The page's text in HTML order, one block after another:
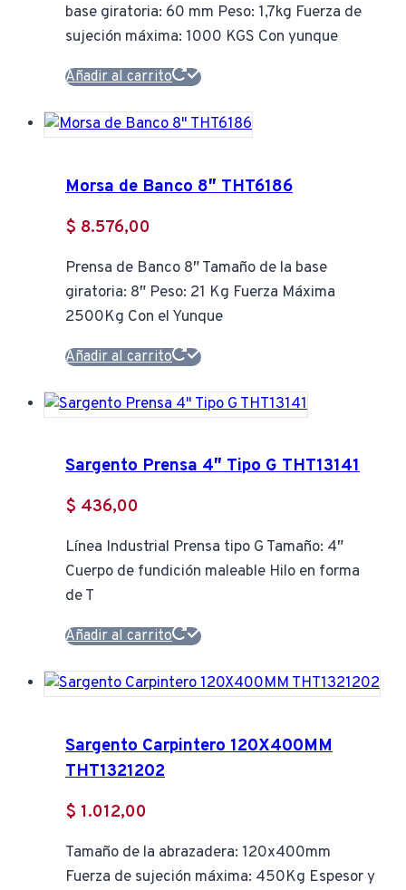
base giratoria: 60 mm Peso: 1,7kg Fuerza de
sujeción máxima: 1000 KGS Con yunque
Añadir al carrito
Morsa de Banco 8″ THT6186
$ 8.576,00
Prensa de Banco 8″ Tamaño de la base
giratoria: 8″ Peso: 21 Kg Fuerza Máxima
2500Kg Con el Yunque
Añadir al carrito
Sargento Prensa 4″ Tipo G THT13141
$ 436,00
Línea Industrial Prensa tipo G Tamaño: 4″
Cuerpo de fundición maleable Hilo en forma
de T
Añadir al carrito
Sargento Carpintero 120X400MM
THT1321202
$ 1.012,00
Tamaño de la abrazadera: 120x400mm
Fuerza de sujeción máxima: 450Kg Espesor y